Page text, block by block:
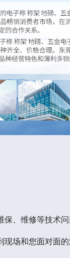
、维修等技术
场和您面对面的